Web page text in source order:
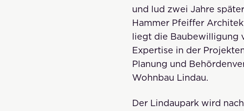
und lud zwei Jahre
Hammer Pfeiffer
liegt die Baubewilligung
Expertise in der
Planung und
Wohnbau Lindau.
Der Lindaupark wird